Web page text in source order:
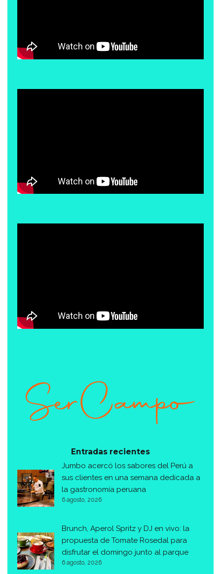
Entradas recientes
Jumbo acercó los sabores del Perú a
sus clientes en una semana dedicada a
la gastronomía peruana
6 agosto, 2026
Brunch, Aperol Spritz y DJ en vivo: la
propuesta de Tomate Rosedal para
disfrutar el domingo junto al parque
6 agosto, 2026